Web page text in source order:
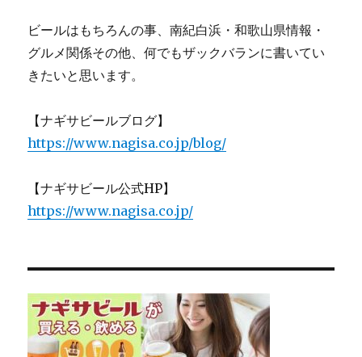
ビールはもちろんの事、南紀白浜・和歌山県情報・
グルメ関係その他、何でもザックバランに書いてい
きたいと思います。
【ナギサビールブログ】
https://www.nagisa.co.jp/blog/
【ナギサビール公式HP】
https://www.nagisa.co.jp/